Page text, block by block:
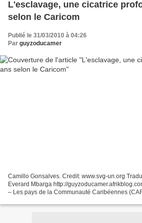
L'esclavage, une cicatrice
selon le Caricom
Publié le 31/03/2010 à 04:26
Par guyzoducamer
Camillo Gonsalves. Credit: www.svg-un.org
Everard Mbarga http://
– Les pays de la Communauté Caribéennes